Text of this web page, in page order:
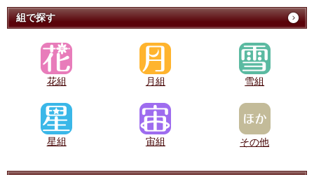
組で探す
花組 月組 雪組
星組 宙組 その他